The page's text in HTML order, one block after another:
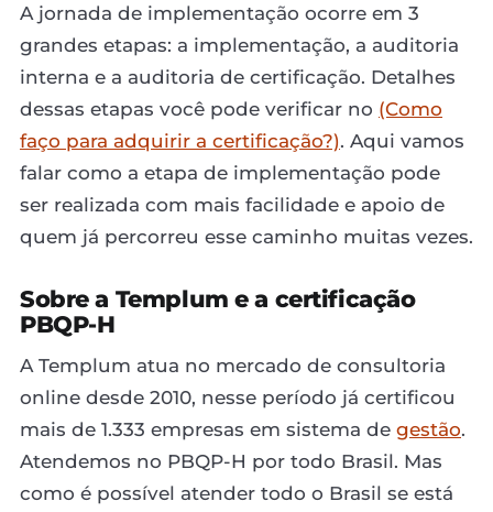
A jornada de implementação ocorre em 3
grandes etapas: a implementação, a auditoria
interna e a auditoria de certificação. Detalhes
dessas etapas você pode verificar no (Como
faço para adquirir a certificação?). Aqui vamos
falar como a etapa de implementação pode
ser realizada com mais facilidade e apoio de
quem já percorreu esse caminho muitas vezes.
Sobre a Templum e a certificação
PBQP-H
A Templum atua no mercado de consultoria
online desde 2010, nesse período já certificou
mais de 1.333 empresas em sistema de gestão.
Atendemos no PBQP-H por todo Brasil. Mas
como é possível atender todo o Brasil se está